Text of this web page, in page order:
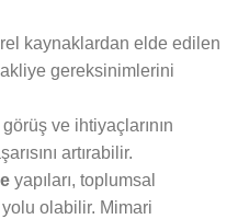
kaynaklardan elde edilen
gereksinimlerini
ve ihtiyaçlarının
artırabilir.
yapıları, toplumsal
yolu olabilir. Mimari